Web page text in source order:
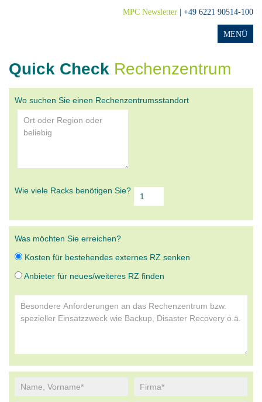
MPC Newsletter | +49 6221 90514-100
Quick Check Rechenzentrum
Wo suchen Sie einen Rechenzentrumsstandort
Wie viele Racks benötigen Sie?
Was möchten Sie erreichen?
Kosten für bestehendes externes RZ senken
Anbieter für neues/weiteres RZ finden